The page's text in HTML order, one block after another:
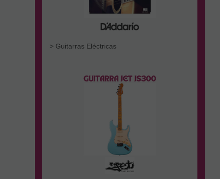
> Guitarras Eléctricas